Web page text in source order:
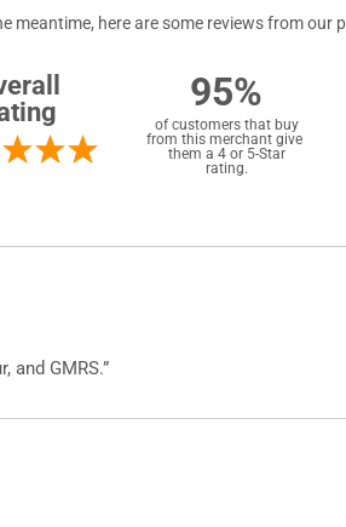
meantime, here are some reviews from our
95%
of customers that buy
from this merchant give
them a 4 or 5-Star
rating.
and GMRS.”